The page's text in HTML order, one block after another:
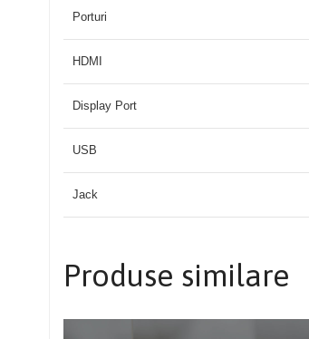
Porturi
HDMI
Display Port
USB
Jack
Produse similare